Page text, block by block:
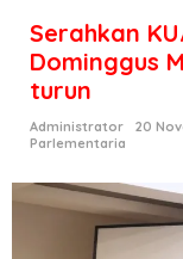
Serahkan
Dominggus
turun
Administrator
20
Parlementaria